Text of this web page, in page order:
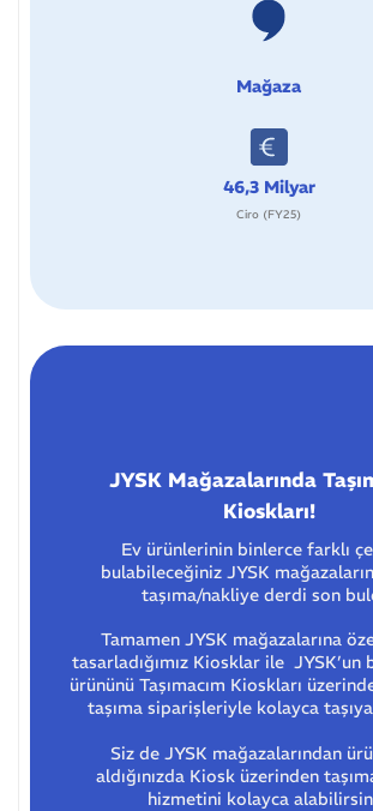
Mağaza
46,3 Milyar
Ciro (FY25)
JYSK Mağazalarında
Kioskları!
Ev ürünlerinin binlerce farklı
bulabileceğiniz JYSK
taşıma/nakliye derdi son
Tamamen JYSK mağazalarına
tasarladığımız Kiosklar ile JYSK’un
ürününü Taşımacım Kioskları
taşıma siparişleriyle kolayca
Siz de JYSK mağazalarından
aldığınızda Kiosk üzerinden
hizmetini kolayca